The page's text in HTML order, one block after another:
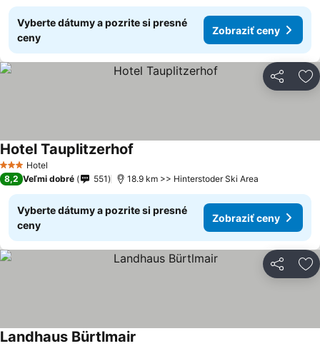
Vyberte dátumy a pozrite si presné
ceny
Zobraziť ceny
Zdieľať
3 Počet hviezdičiek
Hotel
Hotel Tauplitzerhof
8,2 Veľmi dobré 551 18.9 km >> Hinterstoder Ski Area
Vyberte dátumy a pozrite si presné
ceny
Zobraziť ceny
Zdieľať
Landhaus Bürtlmair